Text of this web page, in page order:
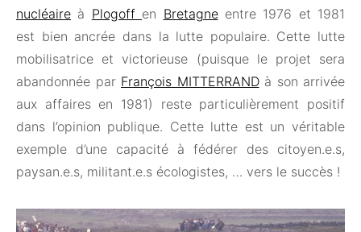
nucléaire à Plogoff en Bretagneentre 1976 et 1981
est bien ancrée dans la lutte populaire. Cette lutte
mobilisatrice et victorieuse (puisque le projet sera
abandonnée par François MITTERRANDà son arrivée
aux affaires en 1981) reste particulièrement positif
dans l’opinion publique. Cette lutte est un véritable
exemple d’une capacité à fédérer des citoyen.e.s,
paysan.e.s, militant.e.s écologistes, … vers le succès !